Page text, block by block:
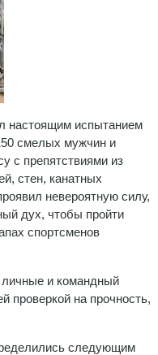
настоящим испытанием
смелых мужчин и
с препятствиями из
стен, канатных
невероятную силу,
дух, чтобы пройти
спортсменов
личные и командный
проверкой на прочность,
следующим